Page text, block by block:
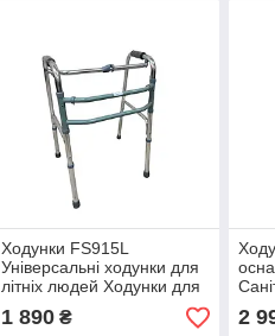
Ходунки FS915L
Універсальні ходунки для
літніх людей Ходунки для
інвалідів
1 890₴ 2